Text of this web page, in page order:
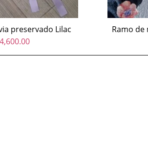
preservado Lilac
4,600.00
Ramo de